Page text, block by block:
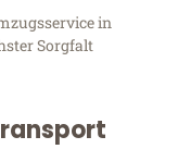
in
Sorgfalt